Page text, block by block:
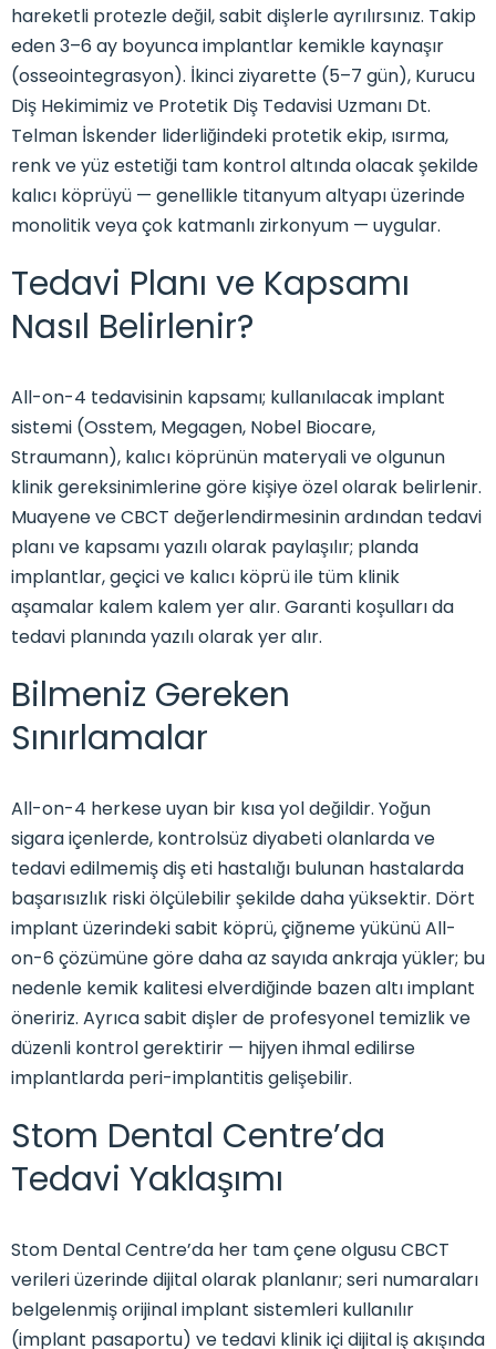
hareketli protezle değil, sabit dişlerle ayrılırsınız. Takip
eden 3–6 ay boyunca implantlar kemikle kaynaşır
(osseointegrasyon). İkinci ziyarette (5–7 gün), Kurucu
Diş Hekimimiz ve Protetik Diş Tedavisi Uzmanı Dt.
Telman İskender liderliğindeki protetik ekip, ısırma,
renk ve yüz estetiği tam kontrol altında olacak şekilde
kalıcı köprüyü — genellikle titanyum altyapı üzerinde
monolitik veya çok katmanlı zirkonyum — uygular.
Tedavi Planı ve Kapsamı
Nasıl Belirlenir?
All-on-4 tedavisinin kapsamı; kullanılacak implant
sistemi (Osstem, Megagen, Nobel Biocare,
Straumann), kalıcı köprünün materyali ve olgunun
klinik gereksinimlerine göre kişiye özel olarak belirlenir.
Muayene ve CBCT değerlendirmesinin ardından tedavi
planı ve kapsamı yazılı olarak paylaşılır; planda
implantlar, geçici ve kalıcı köprü ile tüm klinik
aşamalar kalem kalem yer alır. Garanti koşulları da
tedavi planında yazılı olarak yer alır.
Bilmeniz Gereken
Sınırlamalar
All-on-4 herkese uyan bir kısa yol değildir. Yoğun
sigara içenlerde, kontrolsüz diyabeti olanlarda ve
tedavi edilmemiş diş eti hastalığı bulunan hastalarda
başarısızlık riski ölçülebilir şekilde daha yüksektir. Dört
implant üzerindeki sabit köprü, çiğneme yükünü All-
on-6 çözümüne göre daha az sayıda ankraja yükler; bu
nedenle kemik kalitesi elverdiğinde bazen altı implant
öneririz. Ayrıca sabit dişler de profesyonel temizlik ve
düzenli kontrol gerektirir — hijyen ihmal edilirse
implantlarda peri-implantitis gelişebilir.
Stom Dental Centre’da
Tedavi Yaklaşımı
Stom Dental Centre’da her tam çene olgusu CBCT
verileri üzerinde dijital olarak planlanır; seri numaraları
belgelenmiş orijinal implant sistemleri kullanılır
(implant pasaportu) ve tedavi klinik içi dijital iş akışında